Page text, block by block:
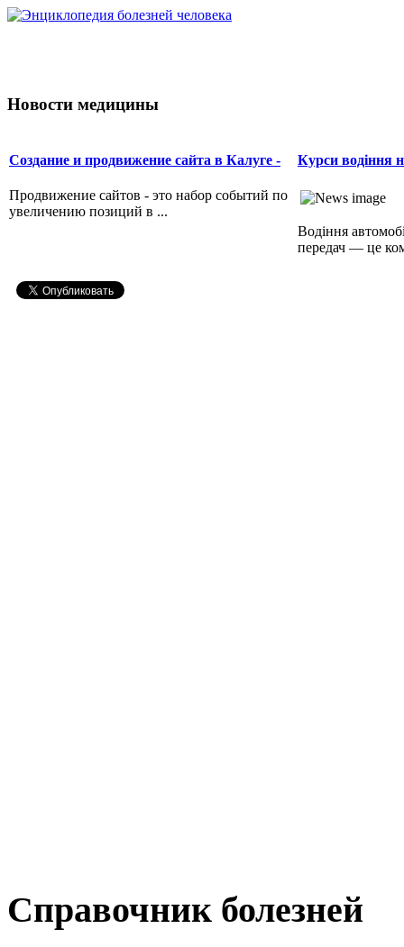
Новости медицины
Создание и продвижение сайта в Калуге -
Продвижение сайтов - это набор событий по
увеличению позиций в ...
Курси водіння
Водіння
передач — це
Справочник болезней